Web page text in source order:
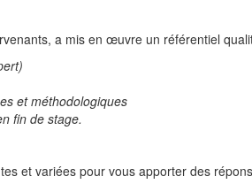
a mis en œuvre un référentiel
et méthodologiques
fin de stage.
et variées pour vous apporter des